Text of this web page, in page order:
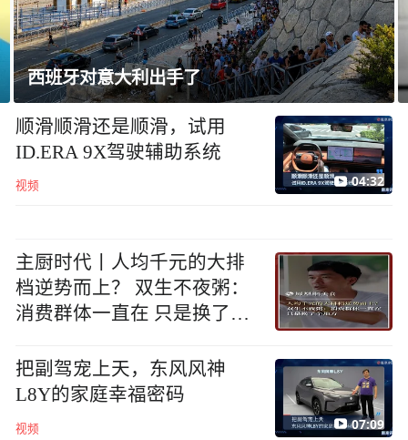
西班牙对意大利出手了
顺滑顺滑还是顺滑，试用
ID.ERA 9X驾驶辅助系统
视频 04:32
主厨时代丨人均千元的大排
档逆势而上？ 双生不夜粥：
消费群体一直在 只是换了个
把副驾宠上天，东风风神
L8Y的家庭幸福密码
视频 07:09